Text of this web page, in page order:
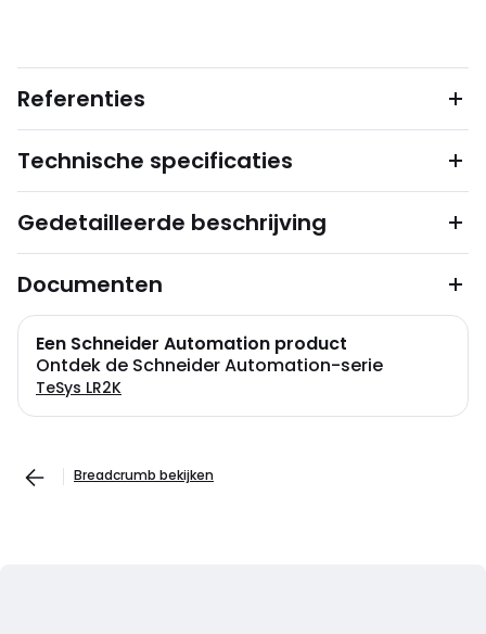
Referenties
Technische specificaties
Gedetailleerde beschrijving
Documenten
Een Schneider Automation product
Ontdek de Schneider Automation-serie
TeSys LR2K
Breadcrumb bekijken